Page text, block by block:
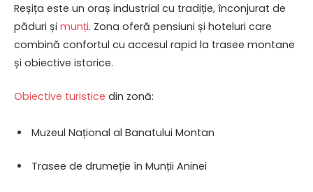
Reșița este un oraș industrial cu tradiție, înconjurat de
păduri și munți. Zona oferă pensiuni și hoteluri care
combină confortul cu accesul rapid la trasee montane
și obiective istorice.
Obiective turistice din zonă:
Muzeul Național al Banatului Montan
Trasee de drumeție în Munții Aninei